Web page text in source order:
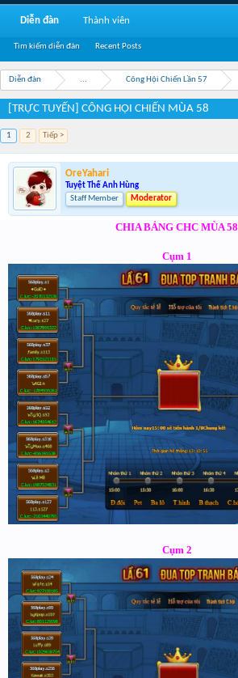
Diễn đàn ... Công Hội Chiến Lần 57
[TRỰC TUYẾN] CÔNG HỘI CHIẾN MÙA 58
1 2 Tiếp >
OreYahari
Tuyệt Thế Anh Hùng
Staff Member
Moderator
CHIA BẢNG CHC MÙA 58
Cụm 1
Cụm 2
Diễn đàn
Tìm kiếm diễn đàn Recent Posts
Thành viên